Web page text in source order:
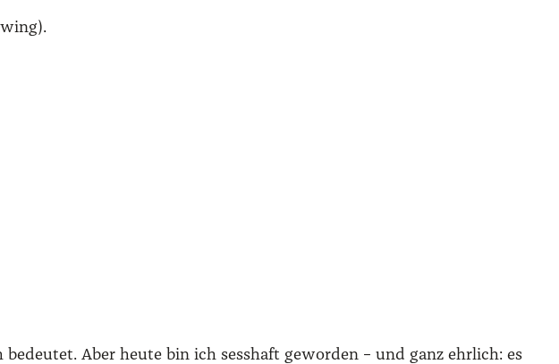
Aber heu­te bin ich sess­haft gewor­den – und ganz ehr­lich: es